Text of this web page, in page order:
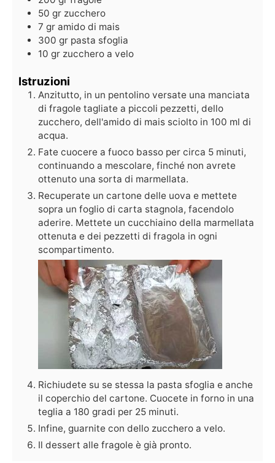
50 gr zucchero
7 gr amido di mais
300 gr pasta sfoglia
10 gr zucchero a velo
Istruzioni
Anzitutto, in un pentolino versate una manciata
di fragole tagliate a piccoli pezzetti, dello
zucchero, dell'amido di mais sciolto in 100 ml di
acqua.
Fate cuocere a fuoco basso per circa 5 minuti,
continuando a mescolare, finché non avrete
ottenuto una sorta di marmellata.
Recuperate un cartone delle uova e mettete
sopra un foglio di carta stagnola, facendolo
aderire. Mettete un cucchiaino della marmellata
ottenuta e dei pezzetti di fragola in ogni
scompartimento.
Richiudete su se stessa la pasta sfoglia e anche
il coperchio del cartone. Cuocete in forno in una
teglia a 180 gradi per 25 minuti.
Infine, guarnite con dello zucchero a velo.
Il dessert alle fragole è già pronto.